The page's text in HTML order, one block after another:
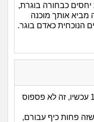
כבחורה בוגרת,
בגיל 15 לא היה מביא אותך מוכנה
הנוכחית כאדם בוגר.
מה נסגר איתכם? היי אני גבר בן 18 עכשיו, זה לא פספוס
פחות כיף עבורם,